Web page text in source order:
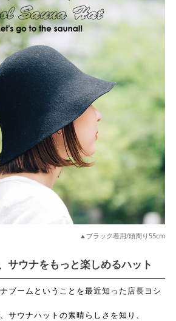
▲ブラック着用/頭周り55cm
サウナをもっと楽しめるハット
ブームということを最近知った店長ヨシ
サウナハットの素晴らしさを知り、